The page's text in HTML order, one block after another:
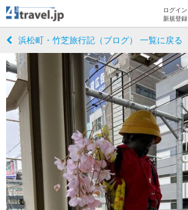
ログイン
新規登録
浜松町・竹芝旅行記（ブログ） 一覧に戻る